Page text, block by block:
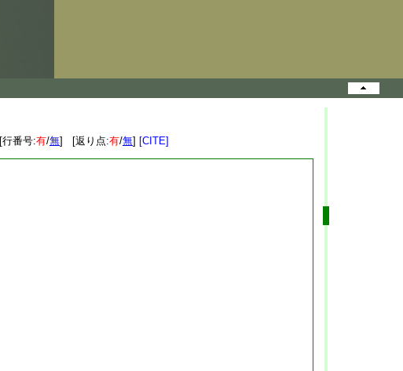
[行番号:有/無] [返り点:有/無] [CITE]